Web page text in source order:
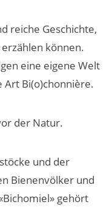
reiche Geschichte,
können.
eine eigene Welt
Art Bi(o)chonnière.
der Natur.
und der
Bienenvölker und
gehört